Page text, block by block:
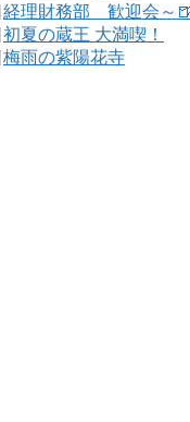
経理財務部 歓迎会～
初夏の蔵王 大満喫！
梅雨の紫陽花寺